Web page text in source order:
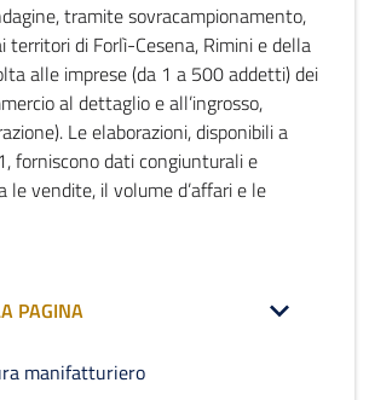
tramite sovracampionamento,
territori di Forlì-Cesena, Rimini e della
alle imprese (da 1 a 500 addetti) dei
al dettaglio e all’ingrosso,
Le elaborazioni, disponibili a
forniscono dati congiunturali e
le vendite, il volume d’affari e le
PAGINA
manifatturiero